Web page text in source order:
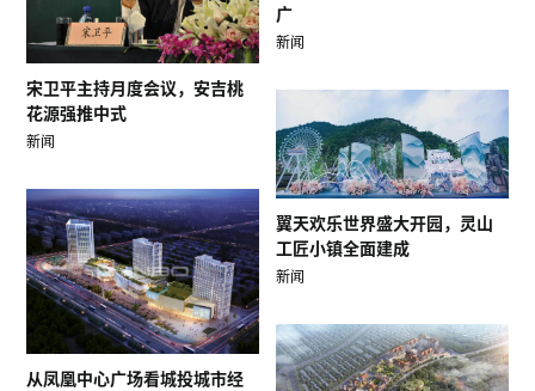
广
新闻
宋卫平主持月度会议，安吉桃
花源强推中式
新闻
翼天欢乐世界盛大开园，灵山
工匠小镇全面建成
新闻
从凤凰中心广场看城投城市经